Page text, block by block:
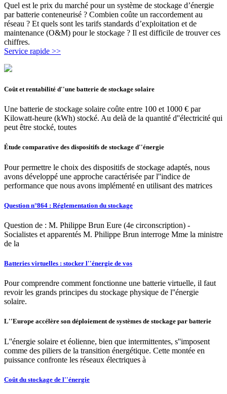
Quel est le prix du marché pour un système de stockage d’énergie
par batterie conteneurisé ? Combien coûte un raccordement au
réseau ? Et quels sont les tarifs standards d’exploitation et de
maintenance (O&M) pour le stockage ? Il est difficile de trouver ces
chiffres.
Service rapide >>
Coût et rentabilité d''une batterie de stockage solaire
Une batterie de stockage solaire coûte entre 100 et 1000 € par
Kilowatt-heure (kWh) stocké. Au delà de la quantité d''électricité qui
peut être stocké, toutes
Étude comparative des dispositifs de stockage d''énergie
Pour permettre le choix des dispositifs de stockage adaptés, nous
avons développé une approche caractérisée par l''indice de
performance que nous avons implémenté en utilisant des matrices
Question n°864 : Réglementation du stockage
Question de : M. Philippe Brun Eure (4e circonscription) -
Socialistes et apparentés M. Philippe Brun interroge Mme la ministre
de la
Batteries virtuelles : stocker l''énergie de vos
Pour comprendre comment fonctionne une batterie virtuelle, il faut
revoir les grands principes du stockage physique de l''énergie
solaire.
L''Europe accélère son déploiement de systèmes de stockage par batterie
L''énergie solaire et éolienne, bien que intermittentes, s''imposent
comme des piliers de la transition énergétique. Cette montée en
puissance confronte les réseaux électriques à
Coût du stockage de l''énergie